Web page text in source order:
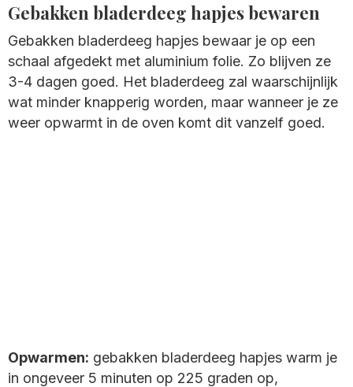
Gebakken bladerdeeg hapjes bewaren
Gebakken bladerdeeg hapjes bewaar je op een
schaal afgedekt met aluminium folie. Zo blijven ze
3-4 dagen goed. Het bladerdeeg zal waarschijnlijk
wat minder knapperig worden, maar wanneer je ze
weer opwarmt in de oven komt dit vanzelf goed.
Opwarmen: gebakken bladerdeeg hapjes warm je
in ongeveer 5 minuten op 225 graden op,